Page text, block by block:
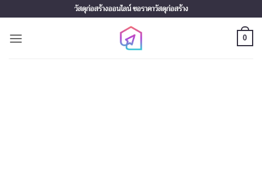
to
content
วัสดุก่อสร้างออนไลน์ ขอราคาวัสดุก่อสร้าง
0